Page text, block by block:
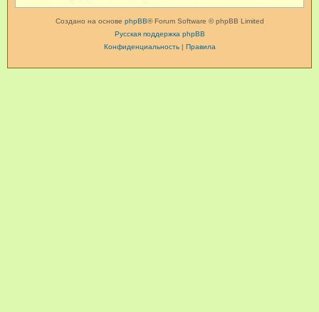
Создано на основе phpBB® Forum Software © phpBB Limited
Русская поддержка phpBB
Конфиденциальность| Правила